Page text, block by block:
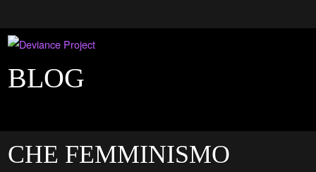
BLOG
CHE FEMMINISMO